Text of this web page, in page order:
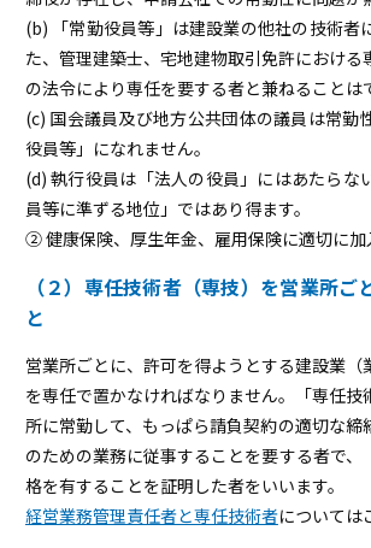
(b) 「常勤役員等」は建設業の他社の技術者
た、管理建築士、宅地建物取引免許における
の法令により専任を要する者と兼ねることは
(c) 国会議員及び地方公共団体の議員は常勤
役員等」になれません。
(d) 執行役員は「法人の役員」にはあたらな
員等に準ずる地位」ではあり得ます。
② 健康保険、厚生年金、雇用保険に適切に加
（２）専任技術者（専技）を営業所ご
と
営業所ごとに、許可を得ようとする建設業（
を専任で置かなければなりません。「専任技
所に常勤して、もっぱら請負契約の適切な締
のための業務に従事することを要する者で、
格を有することを証明した者をいいます。
経営業務管理責任者と専任技術者については